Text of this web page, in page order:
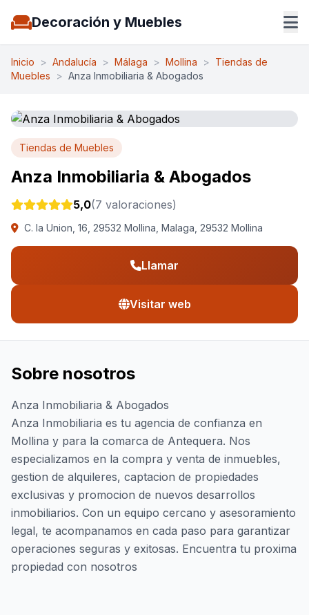
Decoración y Muebles
Inicio > Andalucía > Málaga > Mollina > Tiendas de
Muebles
> Anza Inmobiliaria & Abogados
Tiendas de Muebles
Anza Inmobiliaria & Abogados
5,0(7 valoraciones)
C. la Union, 16, 29532 Mollina, Malaga, 29532 Mollina
Llamar
Visitar web
Sobre nosotros
Anza Inmobiliaria & Abogados
Anza Inmobiliaria es tu agencia de confianza en
Mollina y para la comarca de Antequera. Nos
especializamos en la compra y venta de inmuebles,
gestion de alquileres, captacion de propiedades
exclusivas y promocion de nuevos desarrollos
inmobiliarios. Con un equipo cercano y asesoramiento
legal, te acompanamos en cada paso para garantizar
operaciones seguras y exitosas. Encuentra tu proxima
propiedad con nosotros